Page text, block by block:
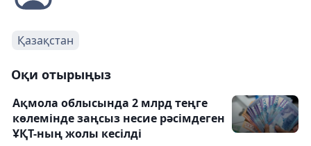
Қазақстан
Оқи отырыңыз
Ақмола облысында 2 млрд теңге
көлемінде заңсыз несие рәсімдеген
ҰҚТ-ның жолы кесілді